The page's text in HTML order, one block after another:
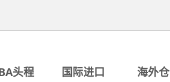
头程 国际进口 海外仓